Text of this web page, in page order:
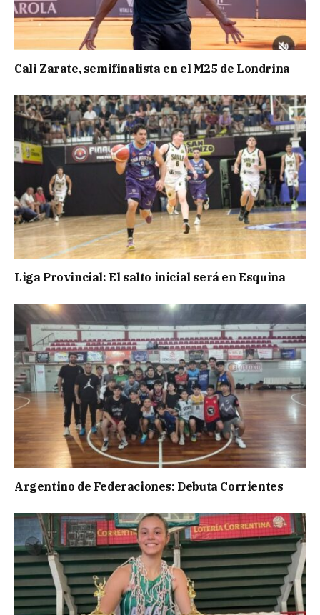
Cali Zarate, semifinalista en el M25 de Londrina
Liga Provincial: El salto inicial será en Esquina
Argentino de Federaciones: Debuta Corrientes